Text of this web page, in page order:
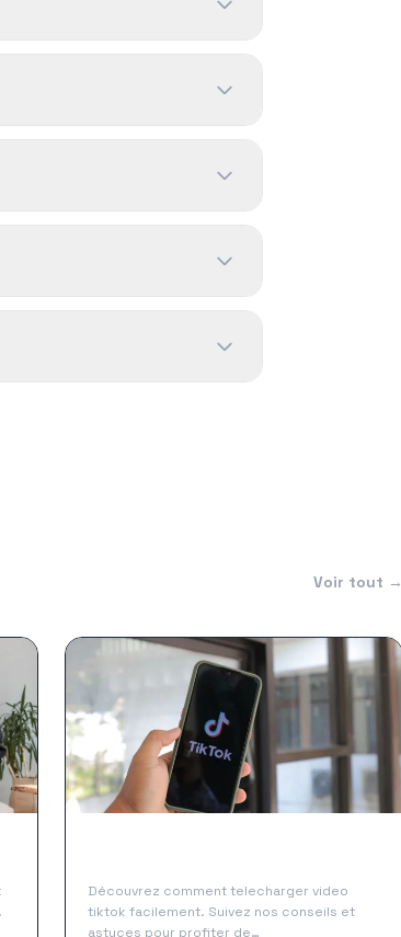
Voir tout →
Découvrez comment telecharger video
tiktok facilement. Suivez nos conseils et
astuces pour profiter de…